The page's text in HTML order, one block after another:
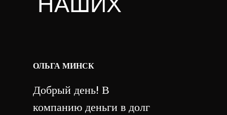
ОЛЬГА МИНСК
Добрый день! В
компанию деньги в долг